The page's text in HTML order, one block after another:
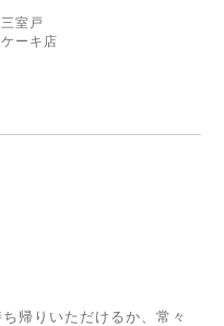
室戸
ーキ店
帰りいただけるか、常々